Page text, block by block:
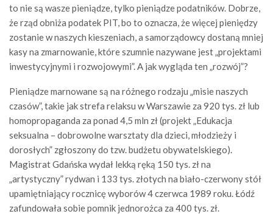
to nie są wasze pieniądze, tylko pieniądze podatników. Dobrze,
że rząd obniża podatek PIT, bo to oznacza, że więcej pieniędzy
zostanie w naszych kieszeniach, a samorządowcy dostaną mniej
kasy na zmarnowanie, które szumnie nazywane jest „projektami
inwestycyjnymi i rozwojowymi”. A jak wygląda ten „rozwój”?
Pieniądze marnowane są na różnego rodzaju „misie naszych
czasów”, takie jak strefa relaksu w Warszawie za 920 tys. zł lub
homopropaganda za ponad 4,5 mln zł (projekt „Edukacja
seksualna – dobrowolne warsztaty dla dzieci, młodzieży i
dorosłych” zgłoszony do tzw. budżetu obywatelskiego).
Magistrat Gdańska wydał lekką ręką 150 tys. zł na
„artystyczny” rydwan i 133 tys. złotych na biało-czerwony stół
upamiętniający rocznicę wyborów 4 czerwca 1989 roku. Łódź
zafundowała sobie pomnik jednorożca za 400 tys. zł.